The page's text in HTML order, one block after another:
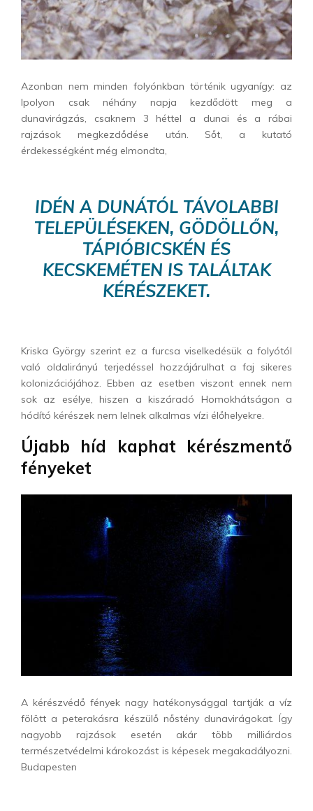
Azonban nem minden folyónkban történik ugyanígy: az
Ipolyon csak néhány napja kezdődött meg a
dunavirágzás, csaknem 3 héttel a dunai és a rábai
rajzások megkezdődése után. Sőt, a kutató
érdekességként még elmondta,
IDÉN A DUNÁTÓL TÁVOLABBI
TELEPÜLÉSEKEN, GÖDÖLLŐN,
TÁPIÓBICSKÉN ÉS
KECSKEMÉTEN IS TALÁLTAK
KÉRÉSZEKET.
Kriska György szerint ez a furcsa viselkedésük a folyótól
való oldalirányú terjedéssel hozzájárulhat a faj sikeres
kolonizációjához. Ebben az esetben viszont ennek nem
sok az esélye, hiszen a kiszáradó Homokhátságon a
hódító kérészek nem lelnek alkalmas vízi élőhelyekre.
Újabb híd kaphat kérészmentő
fényeket
A kérészvédő fények nagy hatékonysággal tartják a víz
fölött a peterakásra készülő nőstény dunavirágokat. Így
nagyobb rajzások esetén akár több milliárdos
természetvédelmi károkozást is képesek megakadályozni.
Budapesten